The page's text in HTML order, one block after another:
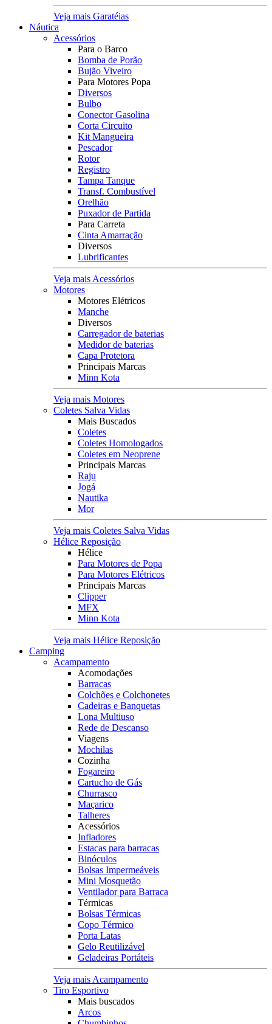
Veja mais Garatéias
Náutica
Acessórios
Para o Barco
Bomba de Porão
Bujão Viveiro
Para Motores Popa
Diversos
Bulbo
Conector Gasolina
Corta Circuito
Kit Mangueira
Pescador
Rotor
Registro
Tampa Tanque
Transf. Combustível
Orelhão
Puxador de Partida
Para Carreta
Cinta Amarração
Diversos
Lubrificantes
Veja mais Acessórios
Motores
Motores Elétricos
Manche
Diversos
Carregador de baterias
Medidor de baterias
Capa Protetora
Principais Marcas
Minn Kota
Veja mais Motores
Coletes Salva Vidas
Mais Buscados
Coletes
Coletes Homologados
Coletes em Neoprene
Principais Marcas
Raju
Jogá
Nautika
Mor
Veja mais Coletes Salva Vidas
Hélice Reposição
Hélice
Para Motores de Popa
Para Motores Elétricos
Principais Marcas
Clipper
MFX
Minn Kota
Veja mais Hélice Reposição
Camping
Acampamento
Acomodações
Barracas
Colchões e Colchonetes
Cadeiras e Banquetas
Lona Multiuso
Rede de Descanso
Viagens
Mochilas
Cozinha
Fogareiro
Cartucho de Gás
Churrasco
Maçarico
Talheres
Acessórios
Infladores
Estacas para barracas
Binóculos
Bolsas Impermeáveis
Mini Mosquetão
Ventilador para Barraca
Térmicas
Bolsas Térmicas
Copo Térmico
Porta Latas
Gelo Reutilizável
Geladeiras Portáteis
Veja mais Acampamento
Tiro Esportivo
Mais buscados
Arcos